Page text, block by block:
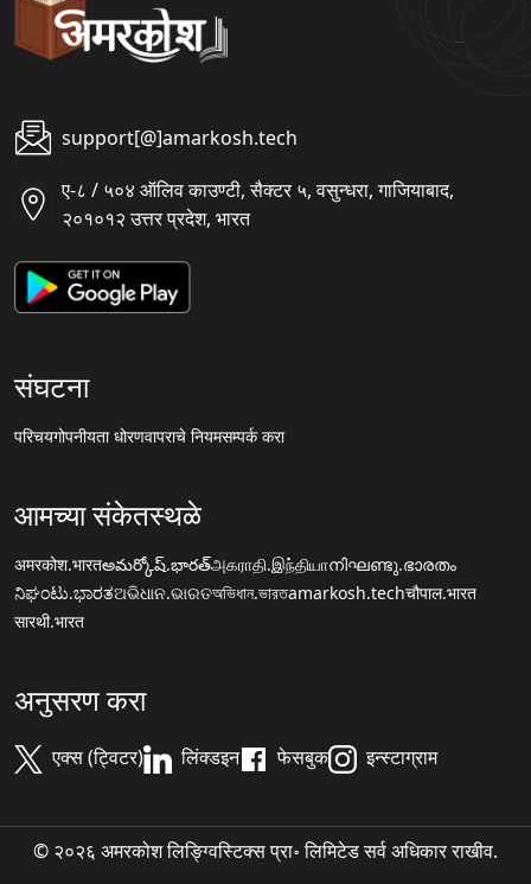
support[@]amarkosh.tech
ए-८ / ५०४ ऑलिव काउण्टी, सैक्टर ५, वसुन्धरा, गाजियाबाद,
२०१०१२ उत्तर प्रदेश, भारत
संघटना
परिचयगोपनीयता धोरणवापराचे नियमसम्पर्क करा
आमच्या संकेतस्थळे
अमरकोश.भारतఅమర్కోష్.భారత్அகராதி.இந்தியாനിഘണ്ടു.ഭാരതം
ನಿಘಂಟು.ಭಾರತଅଭିଧାନ.ଭାରତঅভিধান.ভারতamarkosh.techचौपाल.भारत
सारथी.भारत
अनुसरण करा
एक्स (ट्विटर) लिंक्डइन फेसबुक इन्स्टाग्राम
© २०२६ अमरकोश लिङ्ग्विस्टिक्स प्रा॰ लिमिटेड सर्व अधिकार राखीव.